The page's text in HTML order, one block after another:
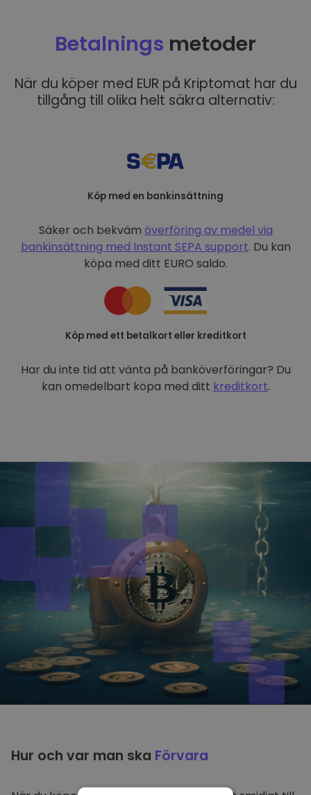
Betalnings metoder
När du köper med EUR på Kriptomat har du
tillgång till olika helt säkra alternativ:
Köp med en bankinsättning
Säker och bekväm överföring av medel via
bankinsättning med Instant SEPA support. Du kan
köpa med ditt EURO saldo.
Köp med ett betalkort eller kreditkort
Har du inte tid att vänta på banköverföringar? Du
kan omedelbart köpa med ditt kreditkort.
Hur och var man ska Förvara